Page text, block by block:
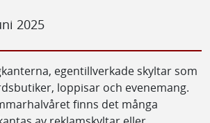
2025
egentillverkade skyltar som
loppisar och evenemang.
finns det många